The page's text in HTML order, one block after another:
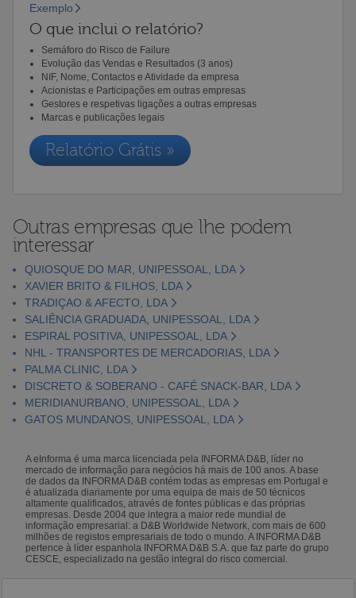
Exemplo
O que inclui o relatório?
Semáforo do Risco de Failure
Evolução das Vendas e Resultados (3 anos)
NIF, Nome, Contactos e Atividade da empresa
Acionistas e Participações em outras empresas
Gestores e respetivas ligações a outras empresas
Marcas e publicações legais
Relatório Grátis »
Outras empresas que lhe podem
interessar
QUIOSQUE DO MAR, UNIPESSOAL, LDA
XAVIER BRITO & FILHOS, LDA
TRADIÇAO & AFECTO, LDA
SALIÊNCIA GRADUADA, UNIPESSOAL, LDA
ESPIRAL POSITIVA, UNIPESSOAL, LDA
NHL - TRANSPORTES DE MERCADORIAS, LDA
PALMA CLINIC, LDA
DISCRETO & SOBERANO - CAFÉ SNACK-BAR, LDA
MERIDIANURBANO, UNIPESSOAL, LDA
GATOS MUNDANOS, UNIPESSOAL, LDA
A eInforma é uma marca licenciada pela INFORMA D&B, líder no
mercado de informação para negócios há mais de 100 anos. A base
de dados da INFORMA D&B contém todas as empresas em Portugal e
é atualizada diariamente por uma equipa de mais de 50 técnicos
altamente qualificados, através de fontes públicas e das próprias
empresas. Desde 2004 que integra a maior rede mundial de
informação empresarial: a D&B Worldwide Network, com mais de 600
milhões de registos empresariais de todo o mundo. A INFORMA D&B
pertence à líder espanhola INFORMA D&B S.A. que faz parte do grupo
CESCE, especializado na gestão integral do risco comercial.